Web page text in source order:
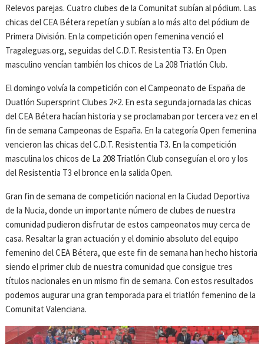
Relevos parejas. Cuatro clubes de la Comunitat subían al pódium. Las
chicas del CEA Bétera repetían y subían a lo más alto del pódium de
Primera División. En la competición open femenina venció el
Tragaleguas.org, seguidas del C.D.T. Resistentia T3. En Open
masculino vencían también los chicos de La 208 Triatlón Club.
El domingo volvía la competición con el Campeonato de España de
Duatlón Supersprint Clubes 2×2. En esta segunda jornada las chicas
del CEA Bétera hacían historia y se proclamaban por tercera vez en el
fin de semana Campeonas de España. En la categoría Open femenina
vencieron las chicas del C.D.T. Resistentia T3. En la competición
masculina los chicos de La 208 Triatlón Club conseguían el oro y los
del Resistentia T3 el bronce en la salida Open.
Gran fin de semana de competición nacional en la Ciudad Deportiva
de la Nucia, donde un importante número de clubes de nuestra
comunidad pudieron disfrutar de estos campeonatos muy cerca de
casa. Resaltar la gran actuación y el dominio absoluto del equipo
femenino del CEA Bétera, que este fin de semana han hecho historia
siendo el primer club de nuestra comunidad que consigue tres
títulos nacionales en un mismo fin de semana. Con estos resultados
podemos augurar una gran temporada para el triatlón femenino de la
Comunitat Valenciana.